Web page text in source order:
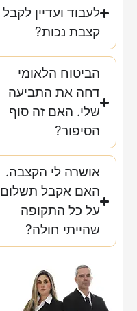
לעבוד ועדיין לקבל
קצבת נכות?
הביטוח הלאומי
דחה את התביעה
שלי. האם זה סוף
הסיפור?
אושרה לי הקצבה.
האם אקבל תשלום
על כל התקופה
שהייתי חולה?